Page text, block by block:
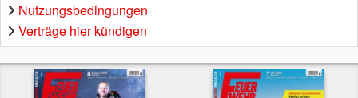
Nutzungsbedingungen
Verträge hier kündigen